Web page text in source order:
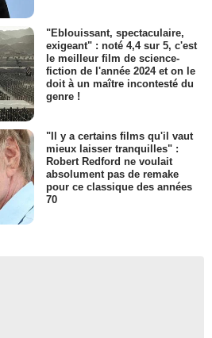
"Eblouissant, spectaculaire,
exigeant" : noté 4,4 sur 5, c'est
le meilleur film de science-
fiction de l'année 2024 et on le
doit à un maître incontesté du
genre !
"Il y a certains films qu'il vaut
mieux laisser tranquilles" :
Robert Redford ne voulait
absolument pas de remake
pour ce classique des années
70